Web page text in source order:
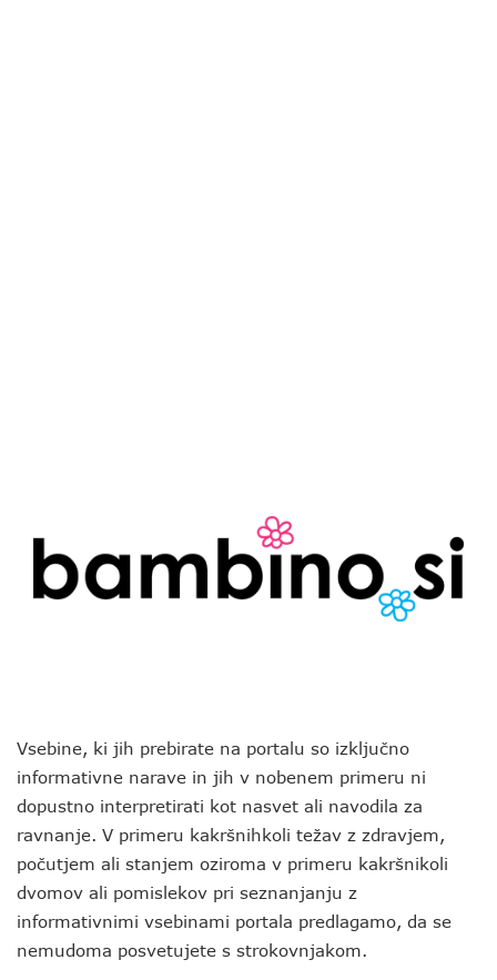
Vsebine, ki jih prebirate na portalu so izključno
informativne narave in jih v nobenem primeru ni
dopustno interpretirati kot nasvet ali navodila za
ravnanje. V primeru kakršnihkoli težav z zdravjem,
počutjem ali stanjem oziroma v primeru kakršnikoli
dvomov ali pomislekov pri seznanjanju z
informativnimi vsebinami portala predlagamo, da se
nemudoma posvetujete s strokovnjakom.